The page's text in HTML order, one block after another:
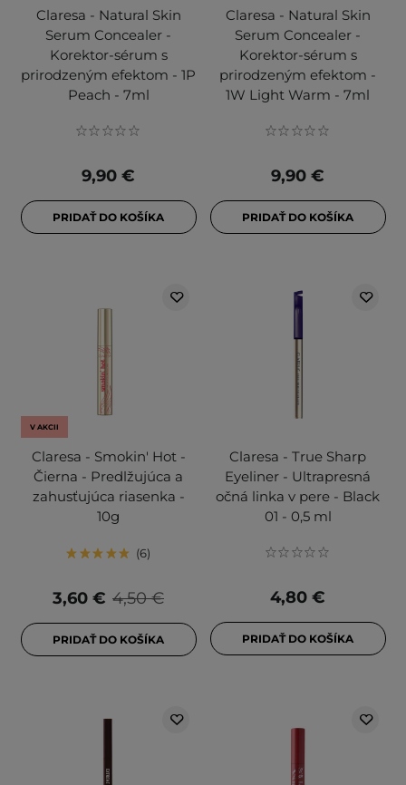
Claresa - Natural Skin
Serum Concealer -
Korektor-sérum s
prirodzeným efektom - 1P
Peach - 7ml
9,90 €
PRIDAŤ DO KOŠÍKA
Claresa - Natural Skin
Serum Concealer -
Korektor-sérum s
prirodzeným efektom -
1W Light Warm - 7ml
9,90 €
PRIDAŤ DO KOŠÍKA
V AKCII
Claresa - Smokin' Hot -
Čierna - Predlžujúca a
zahusťujúca riasenka -
10g
6
4,50 €
3,60 €
PRIDAŤ DO KOŠÍKA
Claresa - True Sharp
Eyeliner - Ultrapresná
očná linka v pere - Black
01 - 0,5 ml
4,80 €
PRIDAŤ DO KOŠÍKA